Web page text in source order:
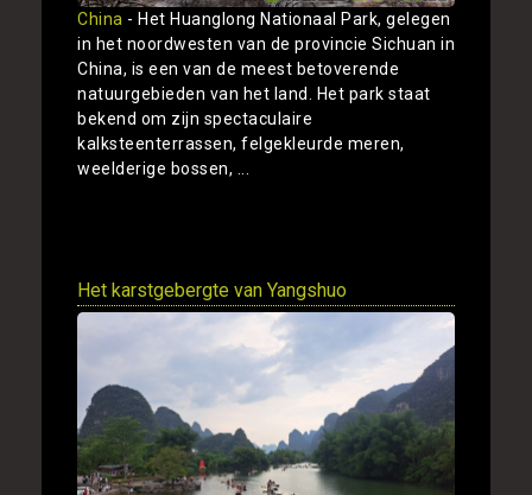
China - Het Huanglong Nationaal Park, gelegen
in het noordwesten van de provincie Sichuan in
China, is een van de meest betoverende
natuurgebieden van het land. Het park staat
bekend om zijn spectaculaire
kalksteenterrassen, felgekleurde meren,
weelderige bossen, ...
Het karstgebergte van Yangshuo